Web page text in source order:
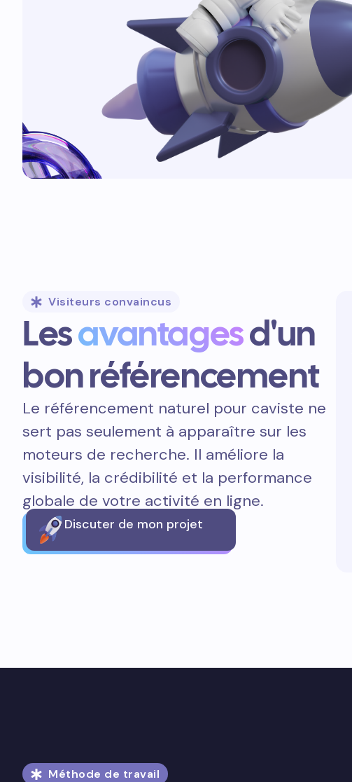
Visiteurs convaincus
Lesavantagesd'un
bon référencement
Le référencement naturel pour caviste ne
sert pas seulement à apparaître sur les
moteurs de recherche. Il améliore la
visibilité, la crédibilité et la performance
globale de votre activité en ligne.
Discuter de mon projet
Méthode de travail